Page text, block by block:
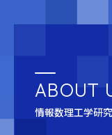
ABOUT
情報数理工学研